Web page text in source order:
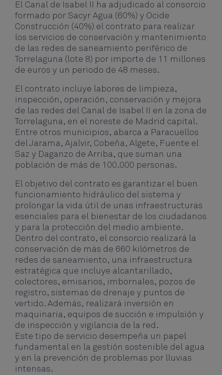
El Canal de Isabel II ha adjudicado al consorcio
formado por Sacyr Agua (60%) y Ocide
Construcción (40%) el contrato para realizar
los servicios de conservación y mantenimiento
de las redes de saneamiento periférico de
Torrelaguna (lote 8) por importe de 11 millones
de euros y un periodo de 48 meses.
El contrato incluye labores de limpieza,
inspección, operación, conservación y mejora
de las redes del Canal de Isabel II en la zona de
Torrelaguna, en el noreste de Madrid capital.
Entre otros municipios, abarca a Paracuellos
del Jarama, Ajalvir, Cobeña, Algete, Fuente el
Saz y Daganzo de Arriba, que suman una
población de más de 100.000 personas.
El objetivo del contrato es garantizar el buen
funcionamiento hidráulico del sistema y
prolongar la vida útil de unas infraestructuras
esenciales para el bienestar de los ciudadanos
y para la protección del medio ambiente.
Dentro del contrato, el consorcio realizará la
conservación de más de 660 kilómetros de
redes de saneamiento, una infraestructura
estratégica que incluye alcantarillado,
colectores, emisarios, imbornales, pozos de
registro, sistemas de drenaje y puntos de
vertido. Además, realizará inversión en
maquinaria, equipos de succión e impulsión y
de inspección y vigilancia de la red.
Este tipo de servicio desempeña un papel
fundamental en la gestión sostenible del agua
y en la prevención de problemas por lluvias
intensas.